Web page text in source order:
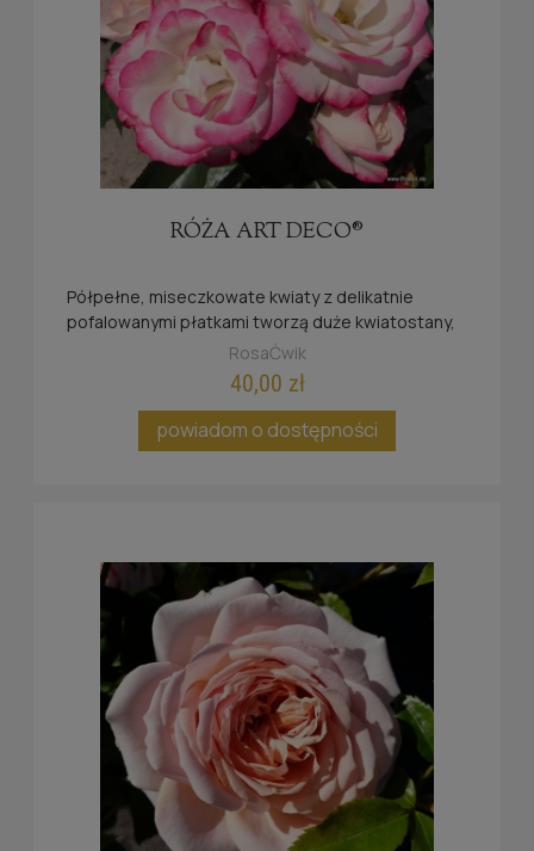
RÓŻA ART DECO®
Półpełne, miseczkowate kwiaty z delikatnie
pofalowanymi płatkami tworzą duże kwiatostany,
zachwycając intensywną pomarańczową barwą z
kontrastowym czerwonym obrzeżeniem.
RosaĆwik
40,00 zł
powiadom o dostępności